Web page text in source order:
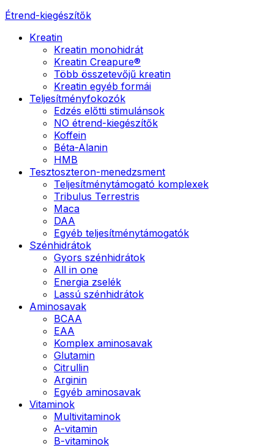
Étrend-kiegészítők
Kreatin
Kreatin monohidrát
Kreatin Creapure®
Több összetevőjű kreatin
Kreatin egyéb formái
Teljesítményfokozók
Edzés előtti stimulánsok
NO étrend-kiegészítők
Koffein
Béta-Alanin
HMB
Tesztoszteron-menedzsment
Teljesítménytámogató komplexek
Tribulus Terrestris
Maca
DAA
Egyéb teljesítménytámogatók
Szénhidrátok
Gyors szénhidrátok
All in one
Energia zselék
Lassú szénhidrátok
Aminosavak
BCAA
EAA
Komplex aminosavak
Glutamin
Citrullin
Arginin
Egyéb aminosavak
Vitaminok
Multivitaminok
A-vitamin
B-vitaminok